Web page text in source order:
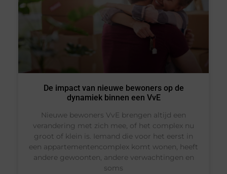
De impact van nieuwe bewoners op de
dynamiek binnen een VvE
Nieuwe bewoners VvE brengen altijd een
verandering met zich mee, of het complex nu
groot of klein is. Iemand die voor het eerst in
een appartementencomplex komt wonen, heeft
andere gewoonten, andere verwachtingen en
soms